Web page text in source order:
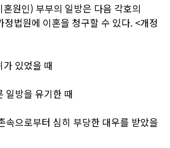
원인) 부부의 일방은 다음 각호의
정법원에 이혼을 청구할 수 있다. <개정
있었을 때
일방을 유기한 때
속으로부터 심히 부당한 대우를 받았을